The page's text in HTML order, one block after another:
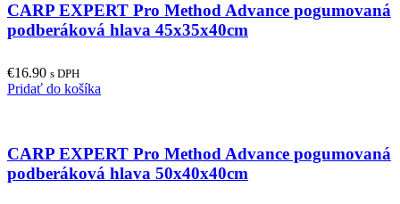
CARP EXPERT Pro Method Advance pogumovaná
podberáková hlava 45x35x40cm
€16.90 s DPH
Pridať do košíka
CARP EXPERT Pro Method Advance pogumovaná
podberáková hlava 50x40x40cm